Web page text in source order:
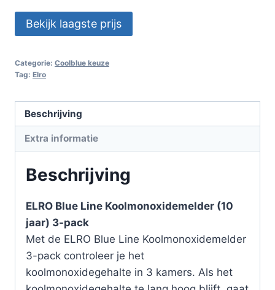
Bekijk laagste prijs
Categorie: Coolblue keuze
Tag: Elro
Beschrijving
Extra informatie
Beschrijving
ELRO Blue Line Koolmonoxidemelder (10
jaar) 3-pack
Met de ELRO Blue Line Koolmonoxidemelder
3-pack controleer je het
koolmonoxidegehalte in 3 kamers. Als het